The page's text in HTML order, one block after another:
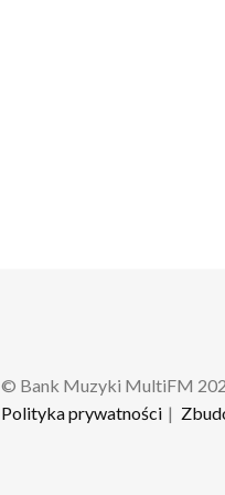
© Bank Muzyki MultiFM
Polityka prywatności